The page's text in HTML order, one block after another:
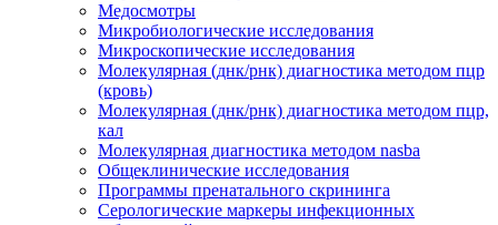
Медосмотры
Микробиологические исследования
Микроскопические исследования
Молекулярная (днк/рнк) диагностика методом пцр
(кровь)
Молекулярная (днк/рнк) диагностика методом пцр,
кал
Молекулярная диагностика методом nasba
Общеклинические исследования
Программы пренатального скрининга
Серологические маркеры инфекционных